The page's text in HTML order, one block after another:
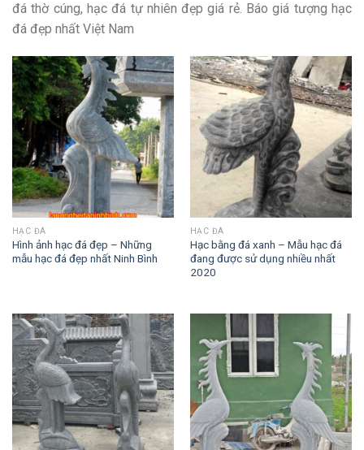
đá thờ cúng, hạc đá tự nhiên đẹp giá rẻ. Báo giá tượng hạc
đá đẹp nhất Việt Nam
HẠC ĐÁ
Hình ảnh hạc đá đẹp – Những
mẫu hạc đá đẹp nhất Ninh Bình
HẠC ĐÁ
Hạc bằng đá xanh – Mẫu hạc đá
đang được sử dụng nhiều nhất
2020